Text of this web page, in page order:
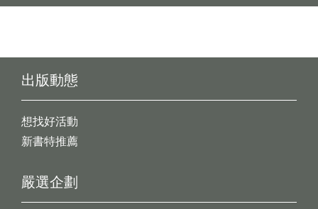
出版動態
想找好活動
新書特推薦
嚴選企劃